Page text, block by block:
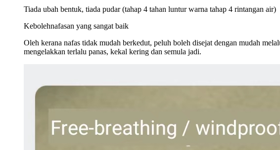
Tiada ubah bentuk, tiada pudar (tahap 4 tahan luntur warna tahap 4 rintangan air)
Kebolehnafasan yang sangat baik
Oleh kerana nafas tidak mudah berkedut, peluh boleh disejat dengan mudah
mengelakkan terlalu panas, kekal kering dan semula jadi.